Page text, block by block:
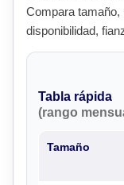
Compara
disponibilidad,
Tabla rápida
(rango
Tamaño